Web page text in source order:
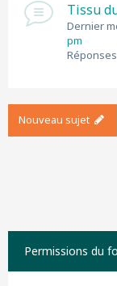
Tissu
Dernier
pm
Nouveau sujet
Permissions du